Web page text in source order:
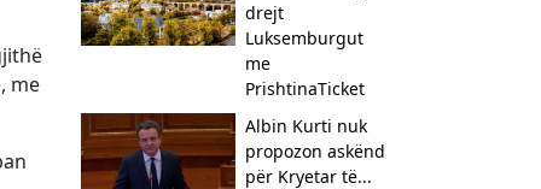
me
drejt
Luksemburgut
me
PrishtinaTicket
Albin Kurti nuk
propozon askënd
për Kryetar të...